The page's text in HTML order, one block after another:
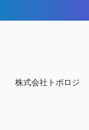
株式会社トポロジ